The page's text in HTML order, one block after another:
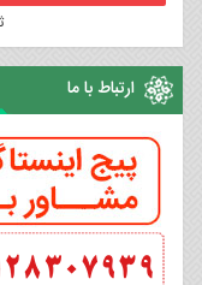
ارتباط با ما